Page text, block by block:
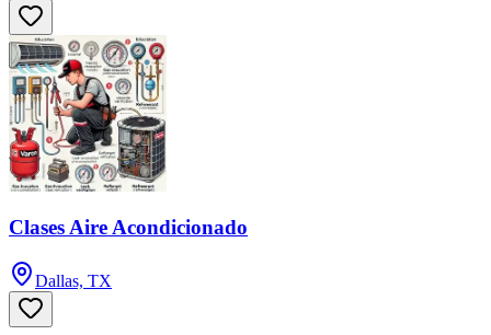
Clases Aire Acondicionado
Dallas, TX